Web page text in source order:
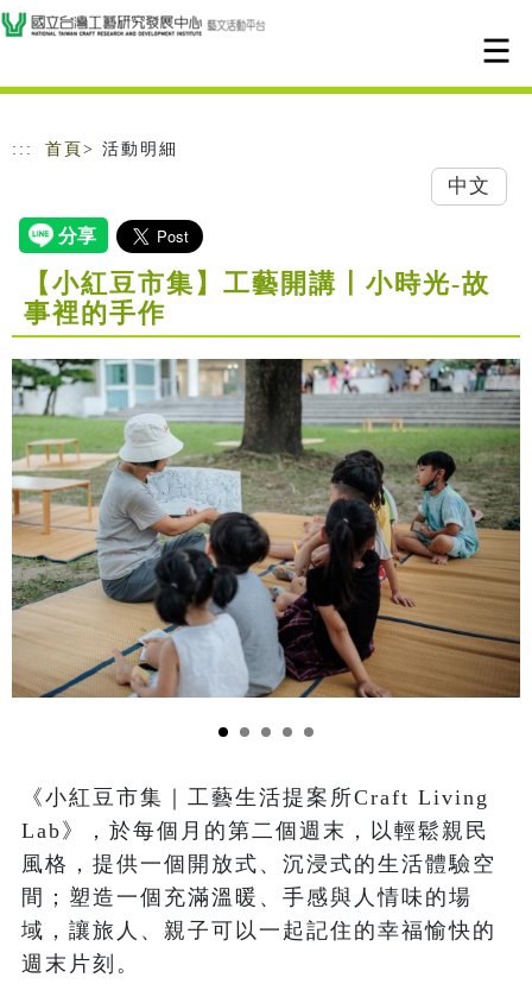
跳到主要內容
網站導覽
::: 首頁 > 活動明細
中文
【小紅豆市集】工藝開講〡小時光-故
事裡的手作
《小紅豆市集｜工藝生活提案所Craft Living
Lab》，於每個月的第二個週末，以輕鬆親民
風格，提供一個開放式、沉浸式的生活體驗空
間；塑造一個充滿溫暖、手感與人情味的場
域，讓旅人、親子可以一起記住的幸福愉快的
週末片刻。